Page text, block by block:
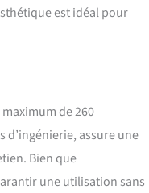
est idéal pour
de 260
assure une
Bien que
une utilisation sans